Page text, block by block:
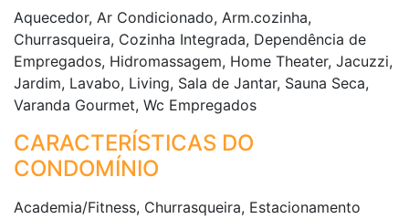
Aquecedor, Ar Condicionado, Arm.cozinha,
Churrasqueira, Cozinha Integrada, Dependência de
Empregados, Hidromassagem, Home Theater, Jacuzzi,
Jardim, Lavabo, Living, Sala de Jantar, Sauna Seca,
Varanda Gourmet, Wc Empregados
CARACTERÍSTICAS DO
CONDOMÍNIO
Academia/Fitness, Churrasqueira, Estacionamento